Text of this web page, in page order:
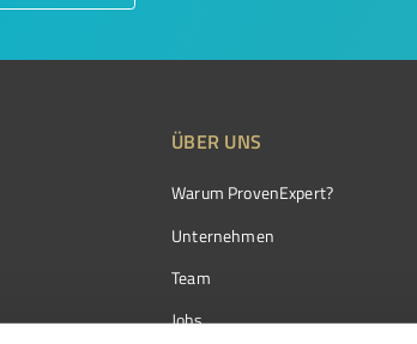
ÜBER UNS
Warum ProvenExpert?
Unternehmen
Team
Jobs